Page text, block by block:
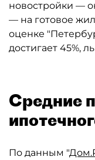
новостройки —
— на готовое
оценке
достигает 45%,
Средние
По данным "